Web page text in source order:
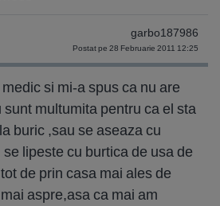
garbo187986
Postat pe 28 Februarie 2011 12:25
si mi-a spus ca nu are
multumita pentru ca el sta
buric ,sau se aseaza cu
lipeste cu burtica de usa de
de prin casa mai ales de
aspre,asa ca mai am